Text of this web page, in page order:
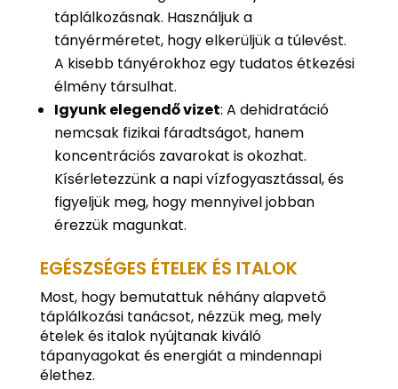
táplálkozásnak. Használjuk a
tányérméretet, hogy elkerüljük a túlevést.
A kisebb tányérokhoz egy tudatos étkezési
élmény társulhat.
Igyunk elegendő vizet: A dehidratáció
nemcsak fizikai fáradtságot, hanem
koncentrációs zavarokat is okozhat.
Kísérletezzünk a napi vízfogyasztással, és
figyeljük meg, hogy mennyivel jobban
érezzük magunkat.
EGÉSZSÉGES ÉTELEK ÉS ITALOK
Most, hogy bemutattuk néhány alapvető
táplálkozási tanácsot, nézzük meg, mely
ételek és italok nyújtanak kiváló
tápanyagokat és energiát a mindennapi
élethez.